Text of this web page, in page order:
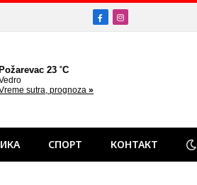
FacebookInstagram
СПОРТ КОНТАКТ